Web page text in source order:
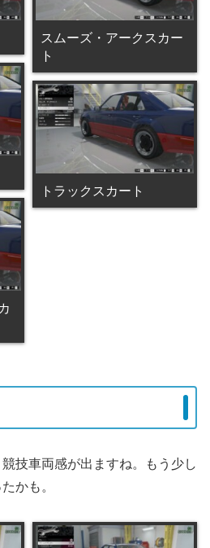
スムーズ・アークスカー
ト
トラックスカート
技車両感が出ますね。もう少し
かも。